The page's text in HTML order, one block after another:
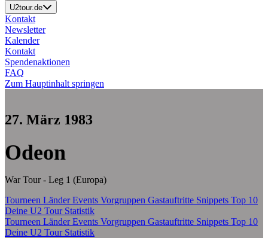
U2tour.de
Kontakt
Newsletter
Kalender
Kontakt
Spendenaktionen
FAQ
Zum Hauptinhalt springen
27. März 1983
Odeon
War Tour - Leg 1 (Europa)
Tourneen LänderEvents Vorgruppen Gastauftritte Snippets Top 10
Deine U2 Tour Statistik
Tourneen LänderEvents Vorgruppen Gastauftritte Snippets Top 10
Deine U2 Tour Statistik